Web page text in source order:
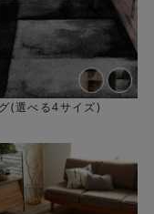
る布）には 防ダ
(選べる4サイズ)